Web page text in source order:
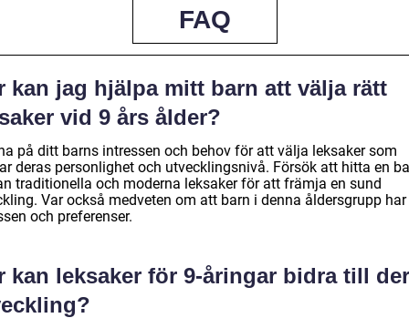
FAQ
kan jag hjälpa mitt barn att välja rätt
vid 9 års ålder?
på ditt barns intressen och behov för att välja leksaker som
deras personlighet och utvecklingsnivå. Försök att hitta en
traditionella och moderna leksaker för att främja en sund
Var också medveten om att barn i denna åldersgrupp
och preferenser.
kan leksaker för 9-åringar bidra till